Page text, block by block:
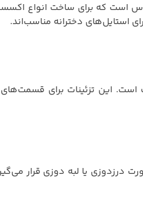
است که برای ساخت انواع
استایل‌های دخترانه مناسب‌اند.
این تزئینات برای قسمت‌های
درزدوزی یا لبه‌ دوزی قرار